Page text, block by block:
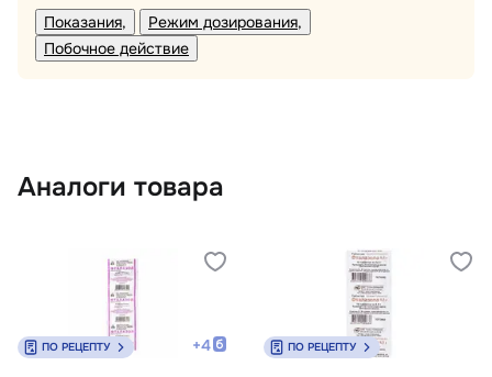
Показания
Режим дозирования
Побочное действие
Аналоги товара
ПО РЕЦЕПТУ +4 ПО РЕЦЕПТУ